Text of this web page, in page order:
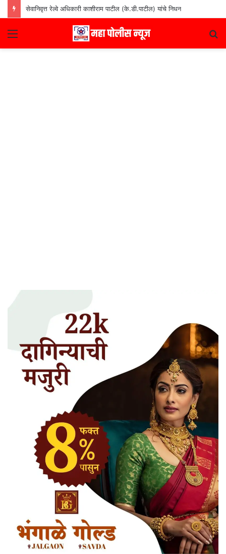
सेवानिवृत्त रेल्वे अधिकारी काशीराम पाटील (के.डी.पाटील) यांचे निधन
Menu